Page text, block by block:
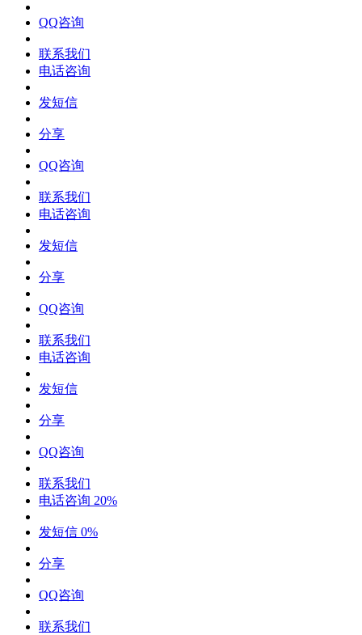
QQ咨询
联系我们
电话咨询
发短信
分享
QQ咨询
联系我们
电话咨询
发短信
分享
QQ咨询
联系我们
电话咨询
发短信
分享
QQ咨询
联系我们
电话咨询 20%
发短信 0%
分享
QQ咨询
联系我们